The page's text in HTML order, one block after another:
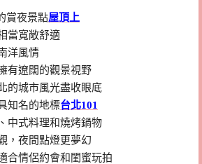
賞夜景點屋頂上
當寬敞舒適
洋風情
有遼闊的觀景視野
的城市風光盡收眼底
知名的地標台北101
中式料理和燒烤鍋物
，夜間點燈更夢幻
合情侶約會和閨蜜玩拍